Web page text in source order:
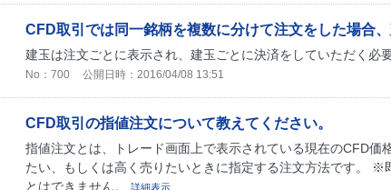
CFD取引では同一銘柄を複数に分けて注文をした場合
建玉は注文ごとに表示され、建玉ごとに決済をしていただく
No：700 公開日時：2016/04/08 13:51
CFD取引の指値注文について教えてください。
指値注文とは、トレード画面上で表示されている現在のCFD価
たい、もしくは高く売りたいときに指定する注文方法です。 ※
とはできません。
詳細表示